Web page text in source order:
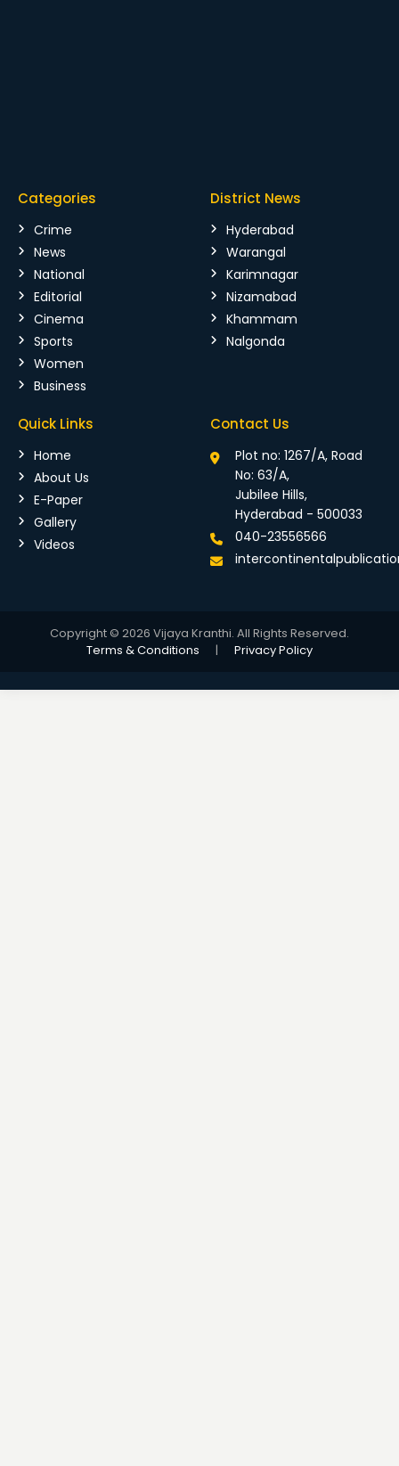
Categories
Crime
News
National
Editorial
Cinema
Sports
Women
Business
District News
Hyderabad
Warangal
Karimnagar
Nizamabad
Khammam
Nalgonda
Quick Links
Home
About Us
E-Paper
Gallery
Videos
Contact Us
Plot no: 1267/A, Road
No: 63/A,
Jubilee Hills,
Hyderabad - 500033
040-23556566
Copyright © 2026 Vijaya Kranthi. All Rights Reserved.
Terms & Conditions
| Privacy Policy